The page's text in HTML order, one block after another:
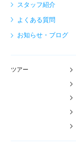
スタッフ紹介
よくある質問
お知らせ・ブログ
ツアー